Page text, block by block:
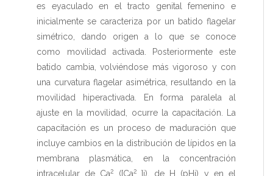
es eyaculado en el tracto genital femenino e
inicialmente se caracteriza por un batido flagelar
simétrico, dando origen a lo que se conoce
como movilidad activada. Posteriormente este
batido cambia, volviéndose más vigoroso y con
una curvatura flagelar asimétrica, resultando en la
movilidad hiperactivada. En forma paralela al
ajuste en la movilidad, ocurre la capacitación. La
capacitación es un proceso de maduración que
incluye cambios en la distribución de lípidos en la
membrana plasmática, en la concentración
intracelular de Ca2 ([Ca2 ]i), de H (pHi) y en el